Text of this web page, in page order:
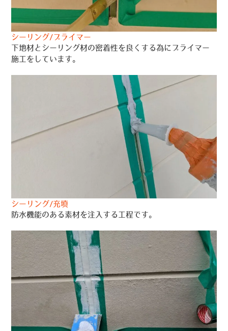
シーリング/プライマー
下地材とシーリング材の密着性を良くする為にプライマー
施工をしています。
シーリング/充填
防水機能のある素材を注入する工程です。